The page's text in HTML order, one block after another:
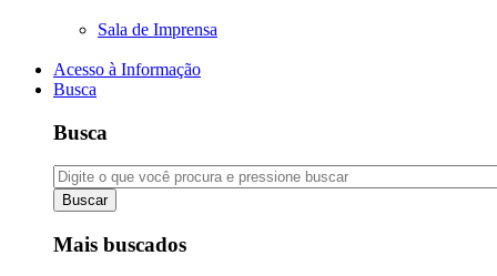
Sala de Imprensa
Acesso à Informação
Busca
Busca
Buscar
Mais buscados